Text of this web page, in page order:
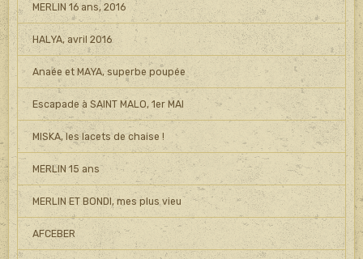
MERLIN 16 ans, 2016
HALYA, avril 2016
Anaée et MAYA, superbe poupée
Escapade à SAINT MALO, 1er MAI
MISKA, les lacets de chaise !
MERLIN 15 ans
MERLIN ET BONDI, mes plus vieu
AFCEBER